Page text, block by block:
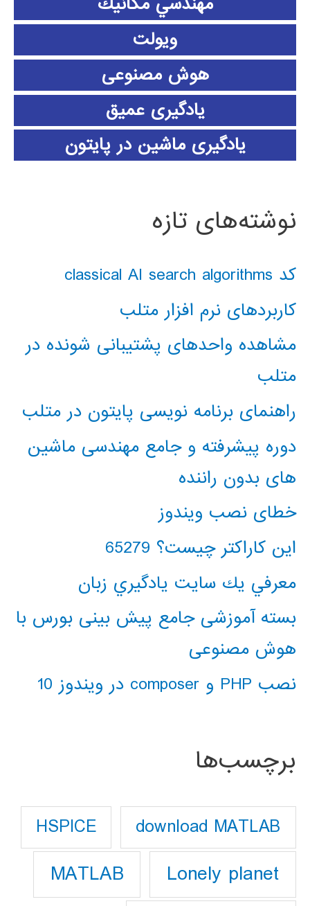
ویولت
هوش مصنوعی
یادگیری عمیق
یادگیری ماشین در پایتون
نوشته‌های تازه
کد classical AI search algorithms
کاربردهای نرم افزار متلب
مشاهده واحدهای پشتیبانی شونده در
متلب
راهنمای برنامه نویسی پایتون در متلب
دوره پیشرفته و جامع مهندسی ماشین
های بدون راننده
خطای نصب ویندوز
این کاراکتر چیست؟ 65279
معرفي يك سايت يادگيري زبان
بسته آموزشی جامع پیش بینی بورس با
هوش مصنوعی
نصب PHP و composer در ویندوز 10
برچسب‌ها
download MATLAB
HSPICE
Lonely planet
MATLAB